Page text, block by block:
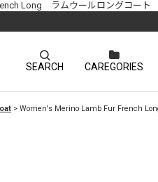
Long ラムウールロングコート
SEARCH CAREGORIES
> Women's Merino Lamb Fur French